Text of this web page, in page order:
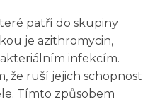
patří do skupiny
je azithromycin,
infekcím.
že ruší jejich schopnost
Tímto způsobem